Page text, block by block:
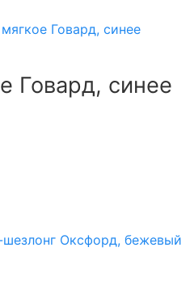
Говард, синее